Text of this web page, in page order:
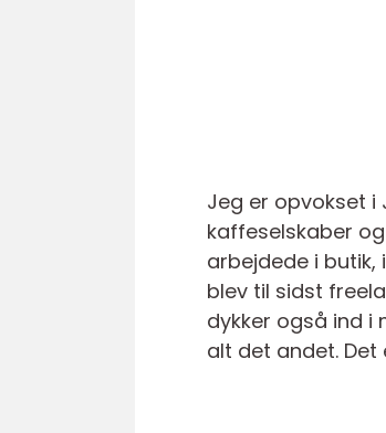
Jeg er opvokset
kaffeselskaber
arbejdede i butik,
blev til sidst
dykker også ind i
alt det andet. Det